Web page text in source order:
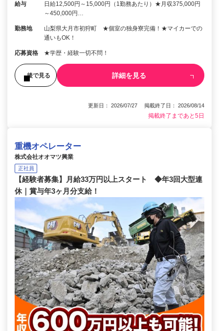
給与
日給12,500円～15,000円（1勤務あたり）★月収375,000円
～450,000円…
勤務地
山梨県大月市初狩町 ★個室の独身寮完備！★マイカーでの
通いもOK！
応募資格 ★学歴・経験一切不問！
後で見る 詳細を見る
更新日： 2026/07/27 掲載終了日： 2026/08/14
掲載終了まであと5日
重機オペレーター
株式会社オオマツ興業
正社員
【経験者募集】月給33万円以上スタート ◆年3回大型連
休｜賞与年3ヶ月分支給！